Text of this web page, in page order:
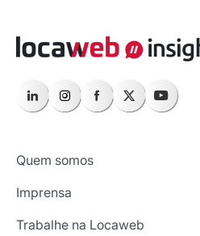
Quem somos
Imprensa
Trabalhe na Locaweb